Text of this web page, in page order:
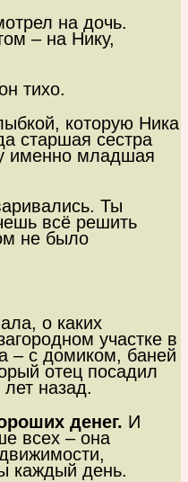
на дочь.
– на Нику,
тихо.
которую Ника
старшая сестра
именно младшая
Ты
всё решить
не было
о каких
участке в
– с домиком, баней
отец посадил
назад.
денег. И
всех – она
каждый день.